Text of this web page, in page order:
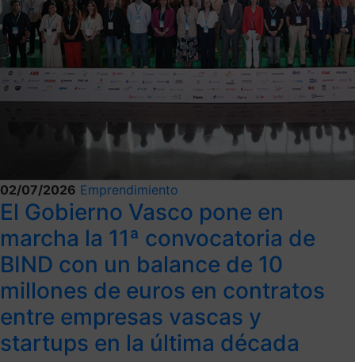
02/07/2026 Emprendimiento
El Gobierno Vasco pone en
marcha la 11ª convocatoria de
BIND con un balance de 10
millones de euros en contratos
entre empresas vascas y
startups en la última década